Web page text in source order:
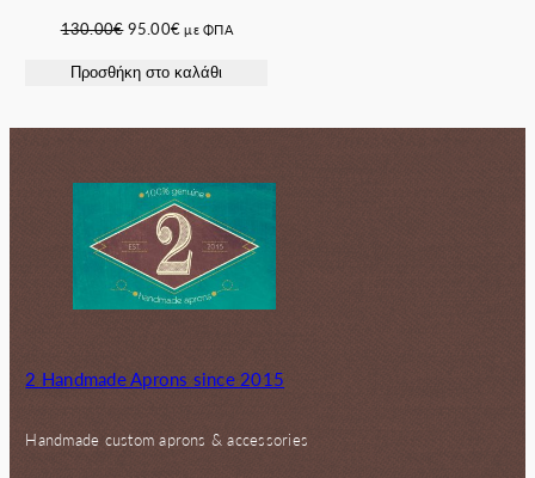
130.00€ Original
was:
95.00€Η
τιμή
με ΦΠΑ
Προσθήκη στο καλάθι
2 Handmade Aprons since 2015
Handmade custom aprons & accessories